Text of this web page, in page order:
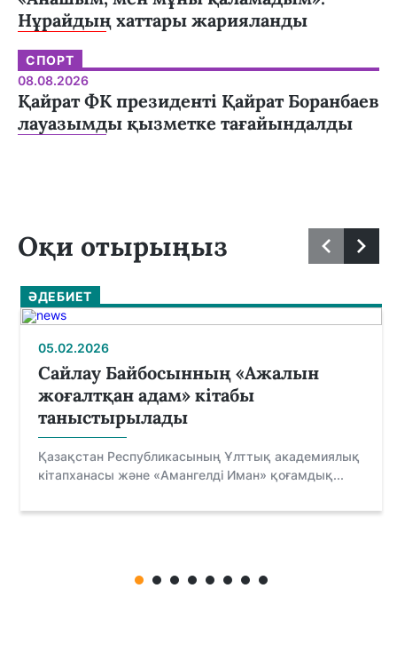
Нұрайдың хаттары жарияланды
СПОРТ
08.08.2026
Қайрат ФК президенті Қайрат Боранбаев
лауазымды қызметке тағайындалды
Оқи отырыңыз
ӘДЕБИЕТ
05.02.2026
Сайлау Байбосынның «Ажалын
жоғалтқан адам» кітабы
таныстырылады
Қазақстан Республикасының Ұлттық академиялық
кітапханасы және «Амангелді Иман» қоғамдық...